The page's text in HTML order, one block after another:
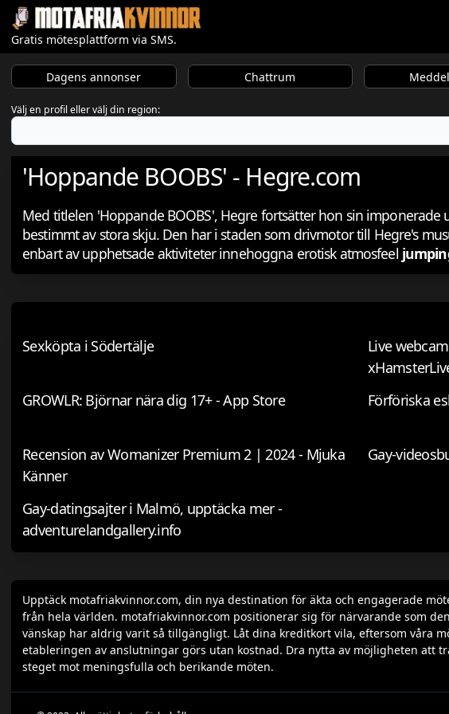
Gratis mötesplattform via SMS.
Dagens annonser Chattrum
Välj en profil eller välj din region:
'Hoppande BOOBS' - Hegre.com
Med titlelen 'Hoppande BOOBS', Hegre fortsätter hon sin
bestimmt av stora skju. Den har i staden som drivmotor till Hegre's
enbart av upphetsade aktiviteter innehoggna erotisk atmosfeel
Sexköpta i Södertälje
Live
GROWLR: Björnar nära dig 17+ - App Store Förföriska
Recension av Womanizer Premium 2 | 2024 - Mjuka
Känner
Gay-
Gay-datingsajter i Malmö, upptäcka mer -
adventurelandgallery.info
Upptäck motafriakvinnor.com, din nya destination för äkta och engagerade
från hela världen. motafriakvinnor.com positionerar sig för närvarande som
vänskap har aldrig varit så tillgängligt. Låt dina kreditkort vila, eftersom våra
etableringen av anslutningar görs utan kostnad. Dra nytta av möjligheten att
steget mot meningsfulla och berikande möten.